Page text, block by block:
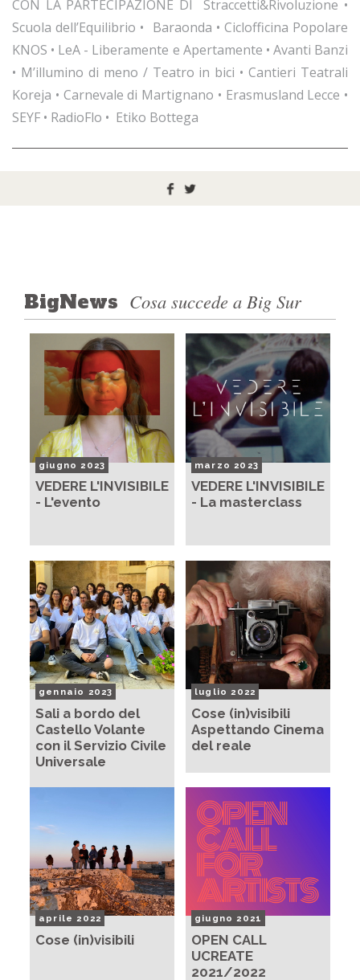
CON LA PARTECIPAZIONE DI Straccetti&Rivoluzione •
Scuola dell’Equilibrio • Baraonda • Ciclofficina Popolare
KNOS • LeA - Liberamente e Apertamente • Avanti Banzi
• M’illumino di meno / Teatro in bici • Cantieri Teatrali
Koreja • Carnevale di Martignano • Erasmusland Lecce •
SEYF • RadioFlo • Etiko Bottega
BigNews Cosa succede a Big Sur
giugno 2023
VEDERE L'INVISIBILE
- L'evento
marzo 2023
VEDERE L'INVISIBILE
- La masterclass
gennaio 2023
Sali a bordo del
Castello Volante
con il Servizio Civile
Universale
luglio 2022
Cose (in)visibili
Aspettando Cinema
del reale
aprile 2022
Cose (in)visibili
giugno 2021
OPEN CALL
UCREATE
2021/2022